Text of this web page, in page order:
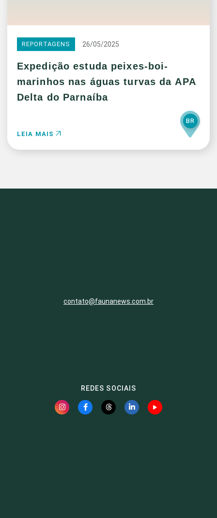
REPORTAGENS 26/05/2025
Expedição estuda peixes-boi-
marinhos nas águas turvas da APA
Delta do Parnaíba
LEIA MAIS
BR
contato@faunanews.com.br
REDES SOCIAIS